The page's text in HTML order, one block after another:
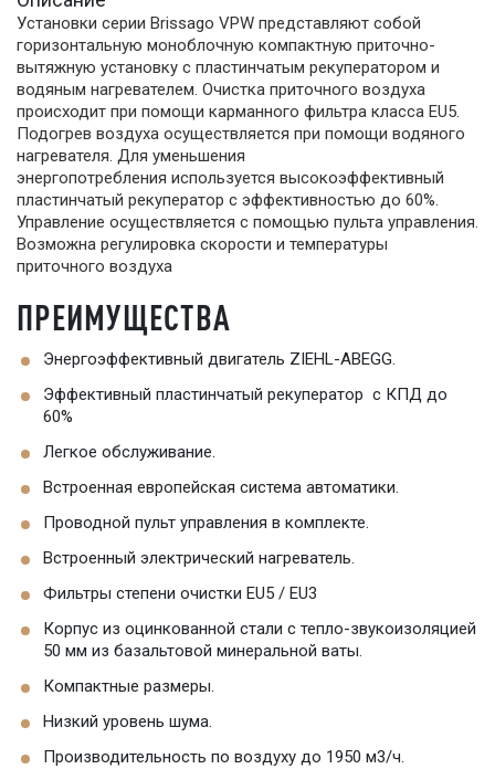
Установки серии Brissago VPW представляют собой
горизонтальную моноблочную компактную приточно-
вытяжную установку с пластинчатым рекуператором и
водяным нагревателем. Очистка приточного воздуха
происходит при помощи карманного фильтра класса EU5.
Подогрев воздуха осуществляется при помощи водяного
нагревателя. Для уменьшения
энергопотребления используется высокоэффективный
пластинчатый рекуператор с эффективностью до 60%.
Управление осуществляется с помощью пульта управления.
Возможна регулировка скорости и температуры
приточного воздуха
ПРЕИМУЩЕСТВА
Энергоэффективный двигатель ZIEHL-ABEGG.
Эффективный пластинчатый рекуператор с КПД до
60%
Легкое обслуживание.
Встроенная европейская система автоматики.
Проводной пульт управления в комплекте.
Встроенный электрический нагреватель.
Фильтры степени очистки EU5 / EU3
Корпус из оцинкованной стали с тепло-звукоизоляцией
50 мм из базальтовой минеральной ваты.
Компактные размеры.
Низкий уровень шума.
Производительность по воздуху до 1950 м3/ч.